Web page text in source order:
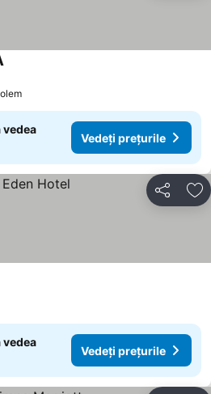
vedea
Vedeți prețurile
Distribuiți
vedea
Vedeți prețurile